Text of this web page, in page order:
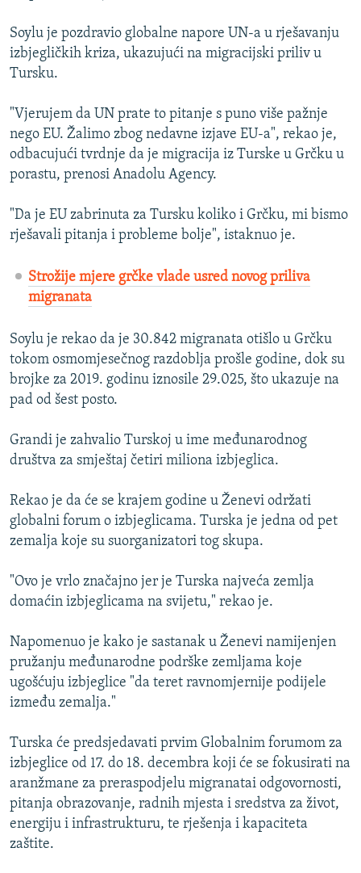
Soylu je pozdravio globalne napore UN-a u rješavanju
izbjegličkih kriza, ukazujući na migracijski priliv u
Tursku.
"Vjerujem da UN prate to pitanje s puno više pažnje
nego EU. Žalimo zbog nedavne izjave EU-a", rekao je,
odbacujući tvrdnje da je migracija iz Turske u Grčku u
porastu, prenosi Anadolu Agency.
"Da je EU zabrinuta za Tursku koliko i Grčku, mi bismo
rješavali pitanja i probleme bolje", istaknuo je.
Strožije mjere grčke vlade usred novog priliva
migranata
Soylu je rekao da je 30.842 migranata otišlo u Grčku
tokom osmomjesečnog razdoblja prošle godine, dok su
brojke za 2019. godinu iznosile 29.025, što ukazuje na
pad od šest posto.
Grandi je zahvalio Turskoj u ime međunarodnog
društva za smještaj četiri miliona izbjeglica.
Rekao je da će se krajem godine u Ženevi održati
globalni forum o izbjeglicama. Turska je jedna od pet
zemalja koje su suorganizatori tog skupa.
"Ovo je vrlo značajno jer je Turska najveća zemlja
domaćin izbjeglicama na svijetu," rekao je.
Napomenuo je kako je sastanak u Ženevi namijenjen
pružanju međunarodne podrške zemljama koje
ugošćuju izbjeglice "da teret ravnomjernije podijele
između zemalja."
Turska će predsjedavati prvim Globalnim forumom za
izbjeglice od 17. do 18. decembra koji će se fokusirati na
aranžmane za preraspodjelu migranatai odgovornosti,
pitanja obrazovanje, radnih mjesta i sredstva za život,
energiju i infrastrukturu, te rješenja i kapaciteta
zaštite.